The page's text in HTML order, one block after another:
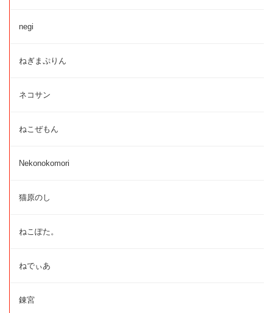
negi
ねぎまぷりん
ネコサン
ねこぜもん
Nekonokomori
猫原のし
ねこぽた。
ねでぃあ
錬宮